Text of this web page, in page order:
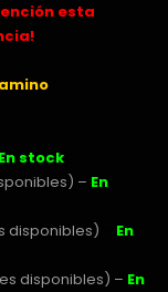
esta
En stock
– En
disponibles)
En
disponibles) – En